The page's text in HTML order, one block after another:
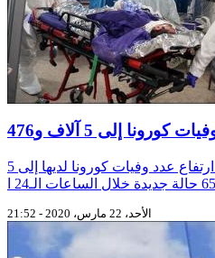
كورونا إلى 5 آلاف و476
زووم - أعلنت إيطاليا، الأحد، ارتفاع عدد وفيات كورونا لديها إلى 5
الأحد، 22 مارس، 2020 - 21:52